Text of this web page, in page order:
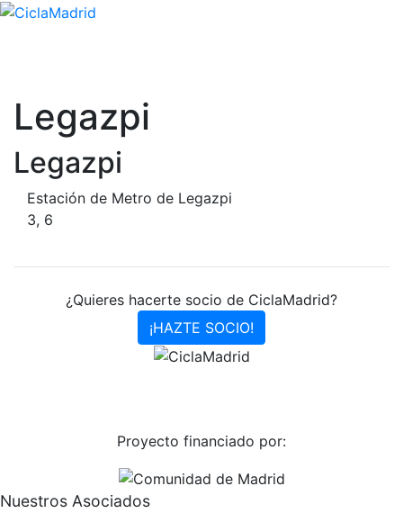
Legazpi
Legazpi
Estación de Metro de Legazpi
3, 6
¿Quieres hacerte socio de CiclaMadrid?
¡HAZTE SOCIO!
Proyecto financiado por:
Nuestros Asociados